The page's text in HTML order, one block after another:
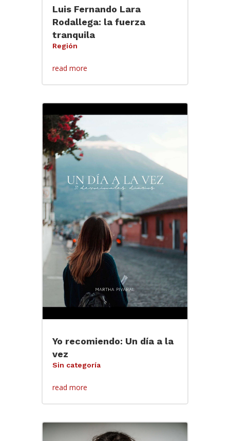
Luis Fernando Lara
Rodallega: la fuerza
tranquila
Región
read more
Yo recomiendo: Un día a la
vez
Sin categoría
read more